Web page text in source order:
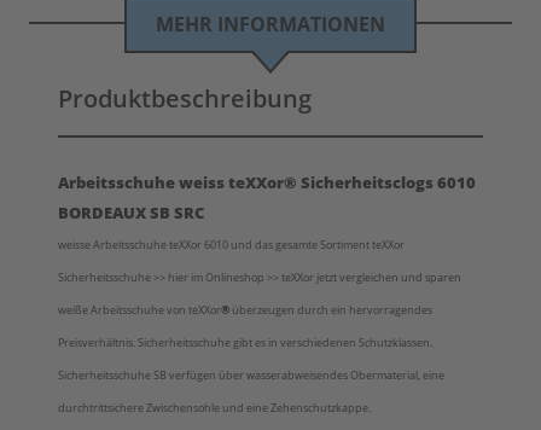
MEHR INFORMATIONEN
Produktbeschreibung
Arbeitsschuhe weiss teXXor® Sicherheitsclogs 6010
BORDEAUX SB SRC
weisse Arbeitsschuhe teXXor 6010 und das gesamte Sortiment teXXor
Sicherheitsschuhe >> hier im Onlineshop >> teXXor jetzt vergleichen und sparen
weiße Arbeitsschuhe von teXXor® überzeugen durch ein hervorragendes
Preisverhältnis.Sicherheitsschuhe gibt es in verschiedenen Schutzklassen.
Sicherheitsschuhe SB verfügen über wasserabweisendes Obermaterial, eine
durchtrittsichere Zwischensohle und eine Zehenschutzkappe.